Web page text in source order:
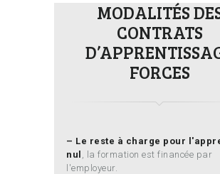
MODALITÉS
CONTRATS
FORCES
– Le reste à charge pour
nul , la formation est financée par
l'employeur.